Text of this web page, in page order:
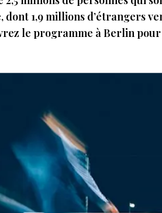
dont 1,9 millions d’étrangers
le programme à Berlin